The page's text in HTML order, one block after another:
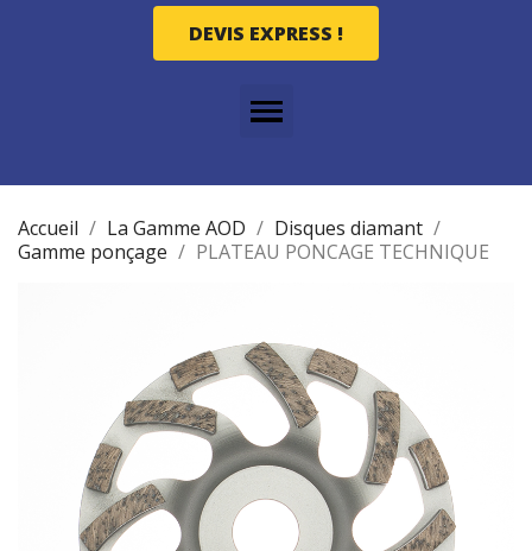
DEVIS EXPRESS !
Accueil La Gamme AOD
Disques diamant
Gamme ponçage
PLATEAU PONCAGE TECHNIQUE